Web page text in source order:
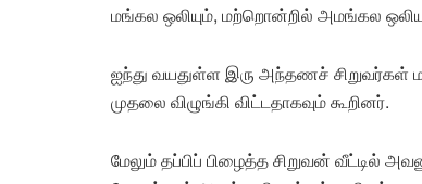
மங்கல ஒலியும், மற்றொன்றில் அமங்கல
ஐந்து வயதுள்ள இரு அந்தணச் சிறுவர்கள்
முதலை விழுங்கி விட்டதாகவும் கூறினர்.
மேலும் தப்பிப் பிழைத்த சிறுவன் வீட்டில்